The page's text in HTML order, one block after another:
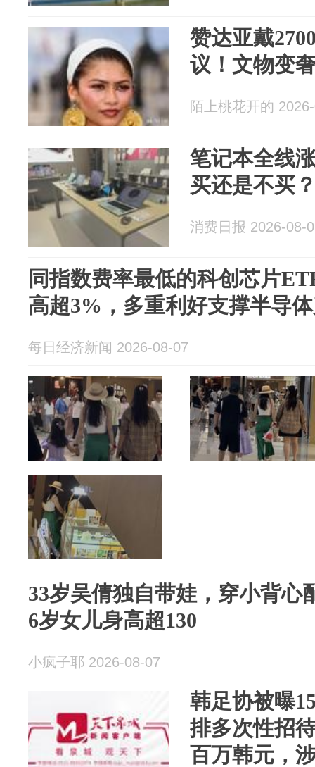
赞达亚戴
议！文物变
陌上桃花开的
笔记本全线
买还是不买
消费日报 2026-08-
同指数费率最低的科创芯片
高超3%，多重利好支撑半导
每日经济新闻 2026-08-07
33岁吴倩独自带娃，穿小背心
6岁女儿身高超130
小疯子耶 2026-08-07
韩足协被曝
排多次性招
百万韩元，